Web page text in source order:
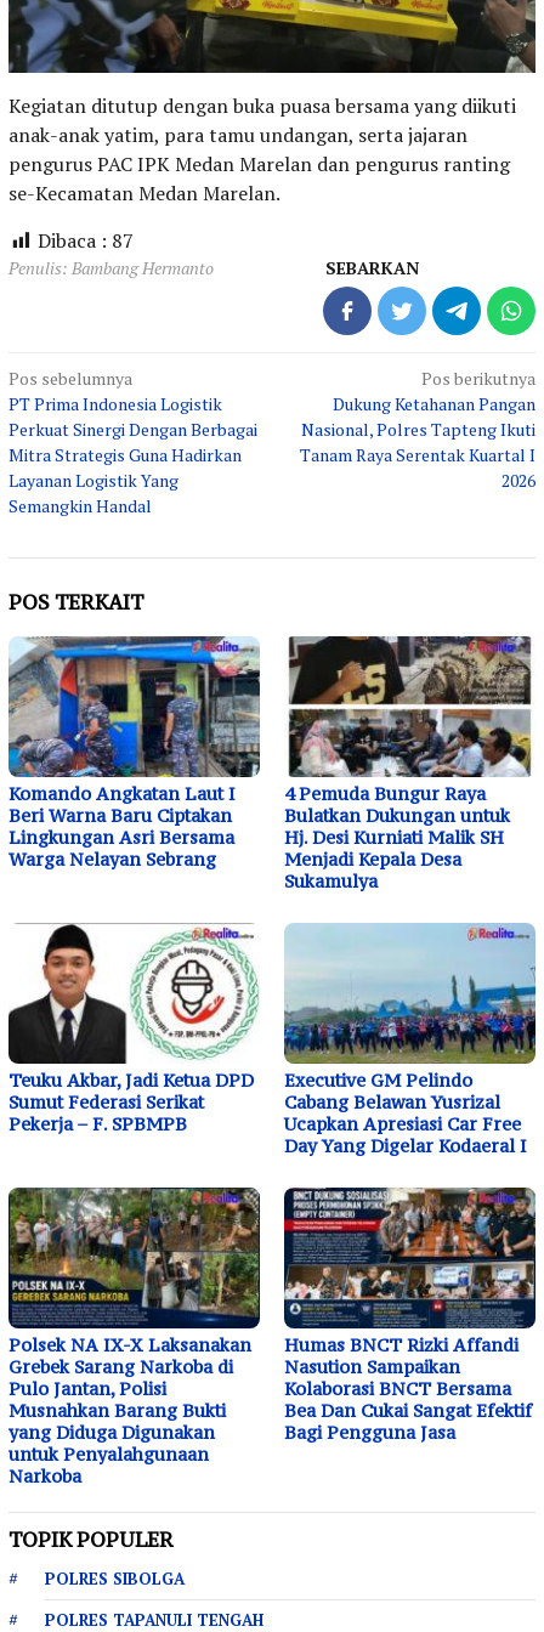
Kegiatan ditutup dengan buka puasa bersama yang diikuti
anak-anak yatim, para tamu undangan, serta jajaran
pengurus PAC IPK Medan Marelan dan pengurus ranting
se-Kecamatan Medan Marelan.
Dibaca : 87
Penulis: Bambang Hermanto SEBARKAN
Navigasi
pos
Pos sebelumnya
PT Prima Indonesia Logistik
Perkuat Sinergi Dengan Berbagai
Mitra Strategis Guna Hadirkan
Layanan Logistik Yang
Semangkin Handal
Pos berikutnya
Dukung Ketahanan Pangan
Nasional, Polres Tapteng Ikuti
Tanam Raya Serentak Kuartal I
2026
POS TERKAIT
Komando Angkatan Laut I
Beri Warna Baru Ciptakan
Lingkungan Asri Bersama
Warga Nelayan Sebrang
4 Pemuda Bungur Raya
Bulatkan Dukungan untuk
Hj. Desi Kurniati Malik SH
Menjadi Kepala Desa
Sukamulya
Teuku Akbar, Jadi Ketua DPD
Sumut Federasi Serikat
Pekerja – F. SPBMPB
Executive GM Pelindo
Cabang Belawan Yusrizal
Ucapkan Apresiasi Car Free
Day Yang Digelar Kodaeral I
Polsek NA IX-X Laksanakan
Grebek Sarang Narkoba di
Pulo Jantan, Polisi
Musnahkan Barang Bukti
yang Diduga Digunakan
untuk Penyalahgunaan
Narkoba
Humas BNCT Rizki Affandi
Nasution Sampaikan
Kolaborasi BNCT Bersama
Bea Dan Cukai Sangat Efektif
Bagi Pengguna Jasa
TOPIK POPULER
POLRES SIBOLGA
POLRES TAPANULI TENGAH